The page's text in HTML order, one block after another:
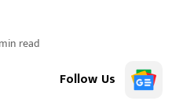
min read
Follow Us